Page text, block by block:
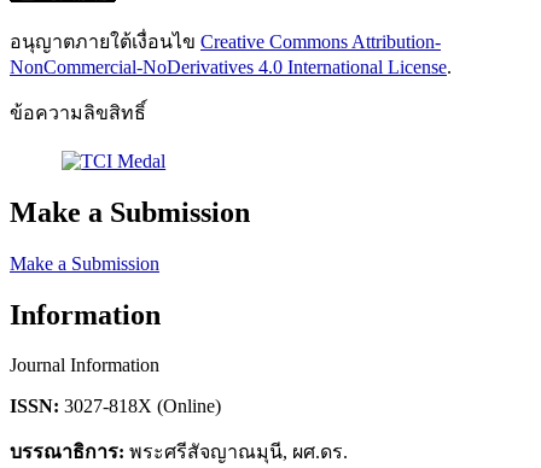
อนุญาตภายใต้เงื่อนไข Creative Commons Attribution-
NonCommercial-NoDerivatives 4.0 International License.
ข้อความลิขสิทธิ์
Make a Submission
Make a Submission
Information
Journal Information
ISSN: 3027-818X (Online)
บรรณาธิการ: พระศรีสัจญาณมุนี, ผศ.ดร.